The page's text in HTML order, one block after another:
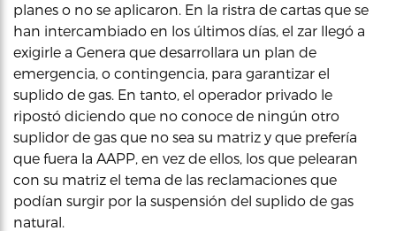
planes o no se aplicaron. En la ristra de cartas que se
han intercambiado en los últimos días, el zar llegó a
exigirle a Genera que desarrollara un plan de
emergencia, o contingencia, para garantizar el
suplido de gas. En tanto, el operador privado le
ripostó diciendo que no conoce de ningún otro
suplidor de gas que no sea su matriz y que prefería
que fuera la AAPP, en vez de ellos, los que pelearan
con su matriz el tema de las reclamaciones que
podían surgir por la suspensión del suplido de gas
natural.